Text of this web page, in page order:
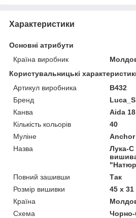
Характеристики
Основні атрибути
Країна виробник
Користувальницькі
Артикул виробника
B432
Бренд
Luca_S
Канва
Aida
Кількість кольорів
40
Муліне
Anchor
Назва
Лука-С
Повний зашивши
Так
Розмір вишивки
45 х
Країна
Схема
Чорно-